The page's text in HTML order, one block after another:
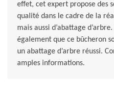
effet, cet expert propose des
qualité dans le cadre de la
mais aussi d’abattage
également que ce bûcheron
un abattage d’arbre réussi.
amples informations.